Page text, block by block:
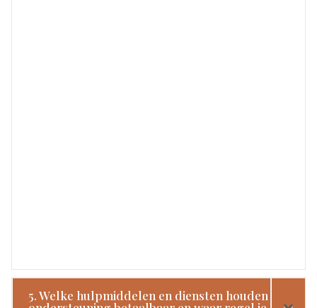
5. Welke hulpmiddelen en diensten houden